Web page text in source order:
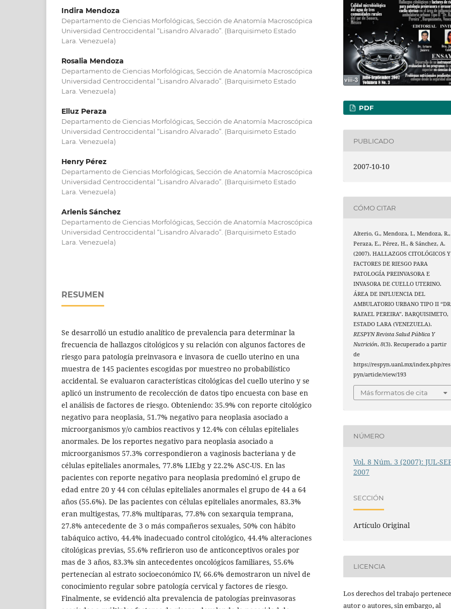
Indira Mendoza
Departamento de Ciencias Morfológicas, Sección de Anatomía Macroscópica
Universidad Centroccidental “Lisandro Alvarado”. (Barquisimeto Estado
Lara. Venezuela)
Rosalia Mendoza
Departamento de Ciencias Morfológicas, Sección de Anatomía Macroscópica
Universidad Centroccidental “Lisandro Alvarado”. (Barquisimeto Estado
Lara. Venezuela)
Elluz Peraza
Departamento de Ciencias Morfológicas, Sección de Anatomía Macroscópica
Universidad Centroccidental “Lisandro Alvarado”. (Barquisimeto Estado
Lara. Venezuela)
Henry Pérez
Departamento de Ciencias Morfológicas, Sección de Anatomía Macroscópica
Universidad Centroccidental “Lisandro Alvarado”. (Barquisimeto Estado
Lara. Venezuela)
Arlenis Sánchez
Departamento de Ciencias Morfológicas, Sección de Anatomía Macroscópica
Universidad Centroccidental “Lisandro Alvarado”. (Barquisimeto Estado
Lara. Venezuela)
RESUMEN
Se desarrolló un estudio analítico de prevalencia para determinar la
frecuencia de hallazgos citológicos y su relación con algunos factores de
riesgo para patología preinvasora e invasora de cuello uterino en una
muestra de 145 pacientes escogidas por muestreo no probabilístico
accidental. Se evaluaron características citológicas del cuello uterino y se
aplicó un instrumento de recolección de datos tipo encuesta con base en
el análisis de factores de riesgo. Obteniendo: 35.9% con reporte citológico
negativo para neoplasia, 51.7% negativo para neoplasia asociado a
microorganismos y/o cambios reactivos y 12.4% con células epiteliales
anormales. De los reportes negativo para neoplasia asociado a
microorganismos 57.3% correspondieron a vaginosis bacteriana y de
células epiteliales anormales, 77.8% LIEbg y 22.2% ASC-US. En las
pacientes con reporte negativo para neoplasia predominó el grupo de
edad entre 20 y 44 con células epiteliales anormales el grupo de 44 a 64
años (55.6%). De las pacientes con células epiteliales anormales, 83.3%
eran multigestas, 77.8% multíparas, 77.8% con sexarquia temprana,
27.8% antecedente de 3 o más compañeros sexuales, 50% con hábito
tabáquico activo, 44.4% inadecuado control citológico, 44.4% alteraciones
citológicas previas, 55.6% refirieron uso de anticonceptivos orales por
mas de 3 años, 83.3% sin antecedentes oncológicos familiares, 55.6%
pertenecían al estrato socioeconómico IV, 66.6% demostraron un nivel de
conocimiento regular sobre patología cervical y factores de riesgo.
Finalmente, se evidenció alta prevalencia de patologías preinvasoras
PDF
PUBLICADO
2007-10-10
CÓMO CITAR
Alterio, G., Mendoza, I., Mendoza, R.,
Peraza, E., Pérez, H., & Sánchez, A.
(2007). HALLAZGOS CITOLÓGICOS Y
FACTORES DE RIESGO PARA
PATOLOGÍA PREINVASORA E
INVASORA DE CUELLO UTERINO.
ÁREA DE INFLUENCIA DEL
AMBULATORIO URBANO TIPO II
RAFAEL PEREIRA”. BARQUISIMETO,
ESTADO LARA (VENEZUELA).
RESPYN Revista Salud Pública Y
Nutrición,8(3). Recuperado a partir
de
https://respyn.uanl.mx/index.php/res
pyn/article/view/193
Más formatos de cita
NÚMERO
Vol. 8 Núm. 3 (2007): JUL-
2007
SECCIÓN
Artículo Original
LICENCIA
Los derechos del trabajo
autor o autores, sin embargo, al